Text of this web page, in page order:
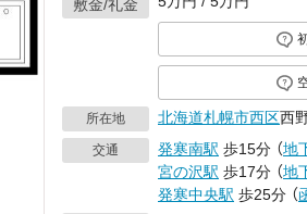
敷金/礼金
所在地 北海道札幌市西区西
交通 発寒南駅 歩15分 （地
宮の沢駅 歩17分 （地
発寒中央駅 歩25分 （